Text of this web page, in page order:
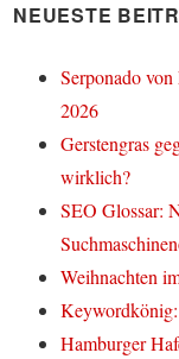
NEUESTE
Serponado
2026
Gerstengras
wirklich?
SEO Glossar:
Weihnachten
Hamburger